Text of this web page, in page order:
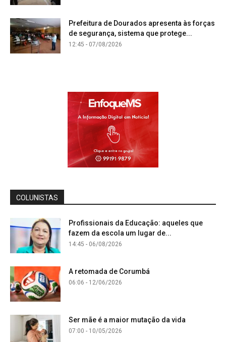
Prefeitura de Dourados apresenta às forças
de segurança, sistema que protege...
12:45 - 07/08/2026
COLUNISTAS
Profissionais da Educação: aqueles que
fazem da escola um lugar de...
14:45 - 06/08/2026
A retomada de Corumbá
06:06 - 12/06/2026
Ser mãe é a maior mutação da vida
07:00 - 10/05/2026